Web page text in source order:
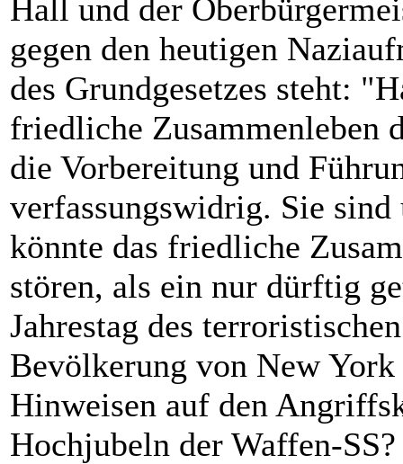
Hall und der
gegen den heutigen
des Grundgesetzes steht:
friedliche Zusammenleben
die Vorbereitung und
verfassungswidrig. Sie
könnte das friedliche
stören, als ein nur dürftig
Jahrestag des
Bevölkerung von New
Hinweisen auf den
Hochjubeln der Waffen-SS?